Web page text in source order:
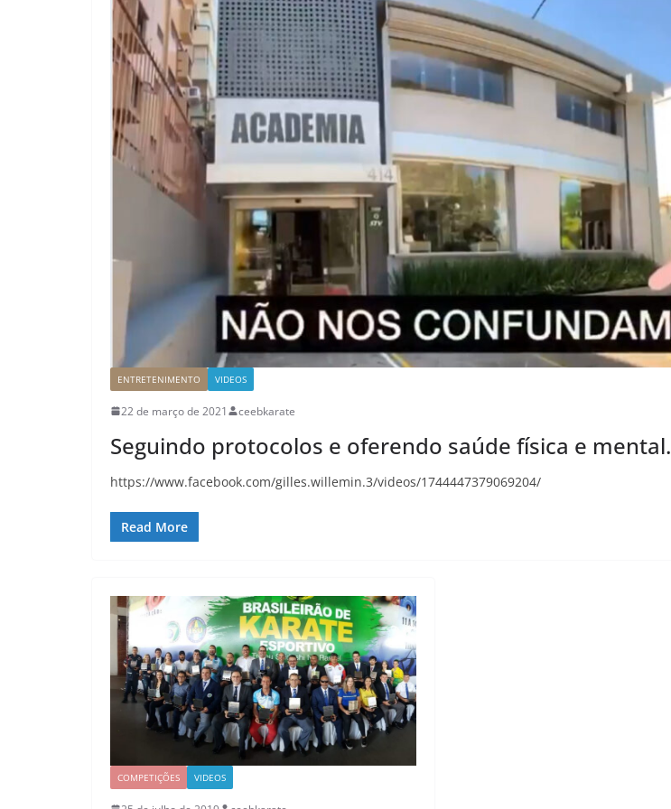
ENTRETENIMENTO VIDEOS
22 de março de 2021 ceebkarate
Seguindo protocolos e oferendo saúde física e mental.
https://www.facebook.com/gilles.willemin.3/videos/1744447379069204/
Read More
COMPETIÇÕES VIDEOS